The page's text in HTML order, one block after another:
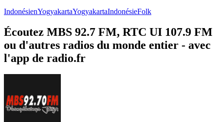
IndonésienYogyakartaYogyakartaIndonésieFolk
Écoutez MBS 92.7 FM, RTC UI 107.9 FM
ou d'autres radios du monde entier - avec
l'app de radio.fr